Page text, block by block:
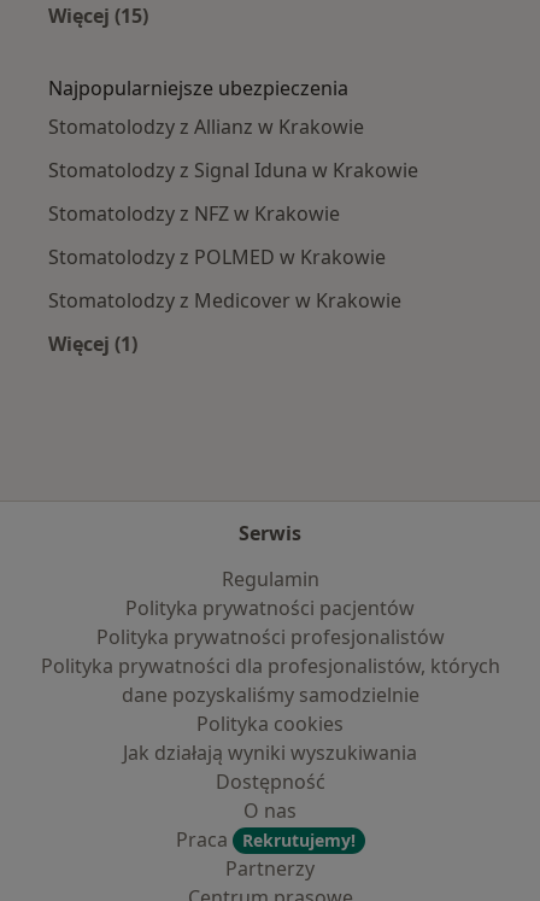
Więcej (15)
Najpopularniejsze ubezpieczenia
Stomatolodzy z Allianz w Krakowie
Stomatolodzy z Signal Iduna w Krakowie
Stomatolodzy z NFZ w Krakowie
Stomatolodzy z POLMED w Krakowie
Stomatolodzy z Medicover w Krakowie
Więcej (1)
Serwis
Regulamin
Polityka prywatności pacjentów
Polityka prywatności profesjonalistów
Polityka prywatności dla profesjonalistów, których
dane pozyskaliśmy samodzielnie
Polityka cookies
Jak działają wyniki wyszukiwania
Dostępność
O nas
Praca
Rekrutujemy!
Partnerzy